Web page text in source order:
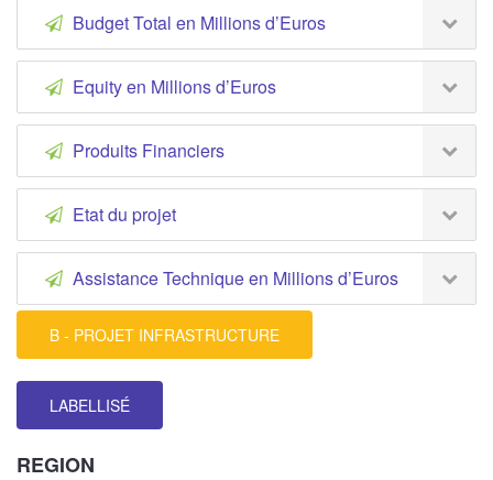
Budget Total en Millions d’Euros
Equity en Millions d’Euros
Produits Financiers
Etat du projet
Assistance Technique en Millions d’Euros
B - PROJET INFRASTRUCTURE
LABELLISÉ
REGION